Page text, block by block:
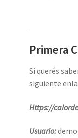
Primera
Si querés
siguiente
Https://
Usuario:demo